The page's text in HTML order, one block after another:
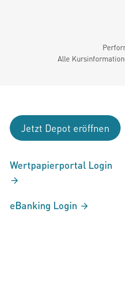
Alle
Jetzt Depot eröffnen
Wertpapierportal Login
eBanking Login